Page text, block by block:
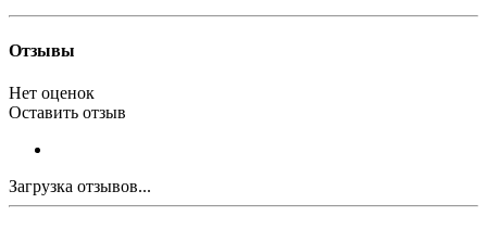
Отзывы
Нет оценок
Оставить отзыв
Загрузка отзывов...